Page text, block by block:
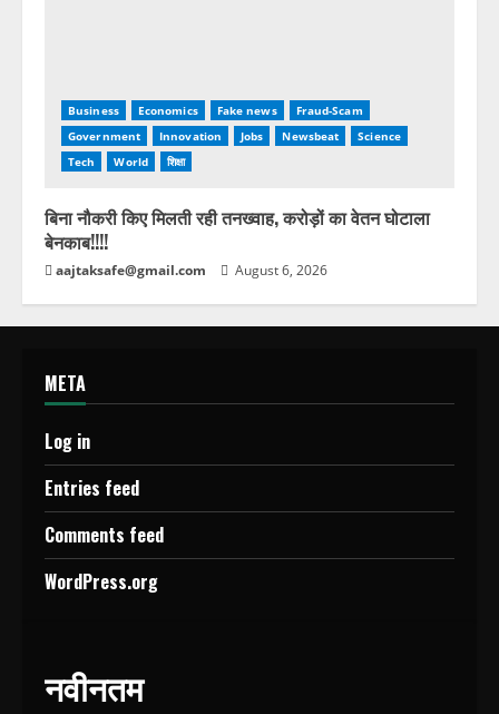
Business Economics Fake news
Fraud-Scam
Government
Innovation Jobs Newsbeat
Science
Tech
World शिक्षा
बिना नौकरी किए मिलती रही तनख्वाह, करोड़ों का वेतन घोटाला
बेनकाब!!!!
aajtaksafe@gmail.com August 6, 2026
META
Log in
Entries feed
Comments feed
WordPress.org
नवीनतम